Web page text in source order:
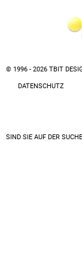
© 1996 - 2026 TBIT
DATENSCHUTZ
SIND SIE AUF DER